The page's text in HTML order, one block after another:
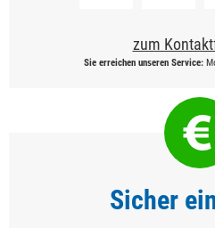
zum
Sie erreichen unseren Service:
Sicher